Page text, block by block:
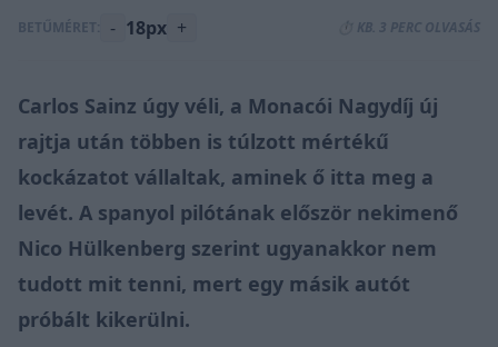
BETŰMÉRET: - 18px + ⏱️ KB. 3 PERC OLVASÁS
Carlos Sainz úgy véli, a Monacói Nagydíj új
rajtja után többen is túlzott mértékű
kockázatot vállaltak, aminek ő itta meg a
levét. A spanyol pilótának először nekimenő
Nico Hülkenberg szerint ugyanakkor nem
tudott mit tenni, mert egy másik autót
próbált kikerülni.